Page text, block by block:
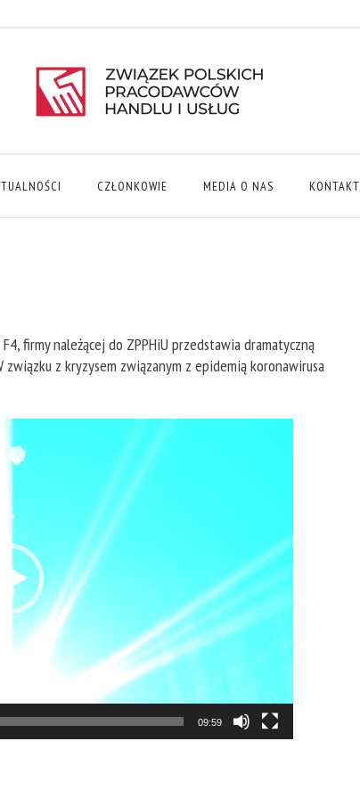
CZŁONKOWIE MEDIA O NAS KONTAKT
firmy należącej do ZPPHiU przedstawia dramatyczną
z kryzysem związanym z epidemią koronawirusa
09:59